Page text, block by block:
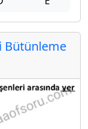
Bütünleme